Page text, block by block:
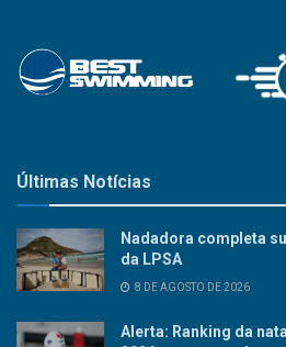
Últimas Notícias
Nadadora completa
da LPSA
8 DE AGOSTO DE 2026
Alerta: Ranking da